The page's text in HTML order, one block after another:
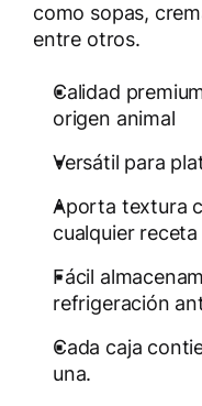
como sopas,
entre otros.
Calidad
origen animal
Versátil para
Aporta textura
cualquier receta
Fácil
refrigeración
Cada caja
una.